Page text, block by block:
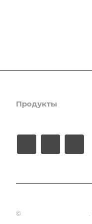
Продукты
©